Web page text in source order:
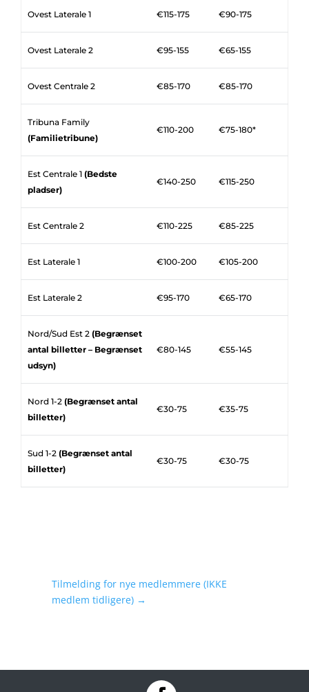
Ovest Laterale 1 €115-175 €90-175
Ovest Laterale 2 €95-155 €65-155
Ovest Centrale 2 €85-170 €85-170
Tribuna Family
(Familietribune)
€110-200 €75-180*
Est Centrale 1 (Bedste
pladser)
€140-250 €115-250
Est Centrale 2 €110-225 €85-225
Est Laterale 1 €100-200 €105-200
Est Laterale 2 €95-170 €65-170
Nord/Sud Est 2 (Begrænset
antal billetter – Begrænset
udsyn)
€80-145 €55-145
Nord 1-2 (Begrænset antal
billetter)
€30-75 €35-75
Sud 1-2 (Begrænset antal
billetter)
€30-75 €30-75
Tilmelding for nye medlemmere (IKKE
medlem tidligere)→